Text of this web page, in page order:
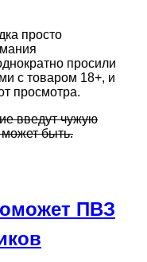
просто
просили
с товаром 18+, и
просмотра.
введут чужую
может быть.
ПВЗ